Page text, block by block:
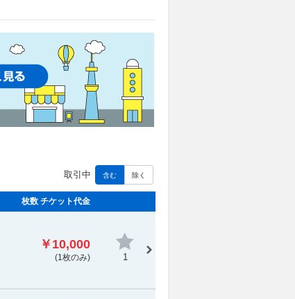
取引中 含む 除く
枚数 チケット代金
￥10,000
(1枚のみ) 1